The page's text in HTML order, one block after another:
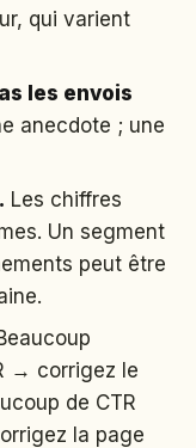
qui varient
les envois
anecdote ; une
Les chiffres
Un segment
peut être
→ corrigez le
de CTR
la page